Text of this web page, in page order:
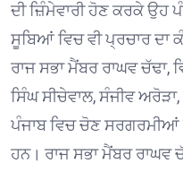
ਦੀ ਜ਼ਿੰਮੇਵਾਰੀ ਹੋਣ ਕਰਕੇ ਉਹ
ਸੂਬਿਆਂ ਵਿਚ ਵੀ ਪ੍ਰਚਾਰ
ਰਾਜ ਸਭਾ ਮੈਂਬਰ ਰਾਘਵ ਚੱਢਾ,
ਸਿੰਘ ਸੀਚੇਵਾਲ, ਸੰਜੀਵ
ਪੰਜਾਬ ਵਿਚ ਚੋਣ ਸਰਗਰਮੀਆਂ
ਹਨ। ਰਾਜ ਸਭਾ ਮੈਂਬਰ ਰਾਘਵ